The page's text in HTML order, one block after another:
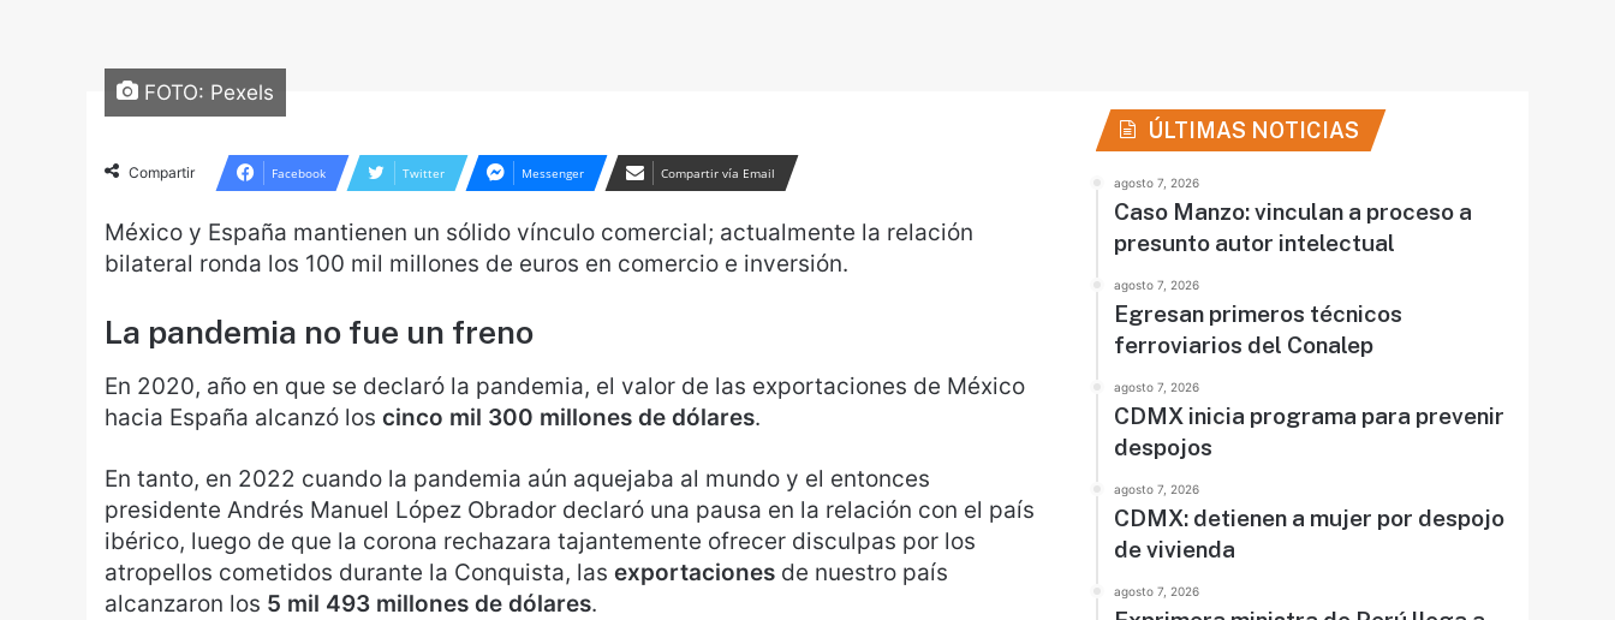
FOTO: Pexels
Compartir Facebook Twitter Messenger Compartir vía Email
México y España mantienen un sólido vínculo comercial; actualmente la relación
bilateral ronda los 100 mil millones de euros en comercio e inversión.
La pandemia no fue un freno
En 2020, año en que se declaró la pandemia, el valor de las exportaciones de México
hacia España alcanzó los cinco mil 300 millones de dólares.
En tanto, en 2022 cuando la pandemia aún aquejaba al mundo y el entonces
presidente Andrés Manuel López Obrador declaró una pausa en la relación con el país
ibérico, luego de que la corona rechazara tajantemente ofrecer disculpas por los
atropellos cometidos durante la Conquista, las exportaciones de nuestro país
alcanzaron los 5 mil 493 millones de dólares.
ÚLTIMAS NOTICIAS
agosto 7, 2026
Caso Manzo: vinculan a proceso a
presunto autor intelectual
agosto 7, 2026
Egresan primeros técnicos
ferroviarios del Conalep
agosto 7, 2026
CDMX inicia programa para prevenir
despojos
agosto 7, 2026
CDMX: detienen a mujer por despojo
de vivienda
agosto 7, 2026